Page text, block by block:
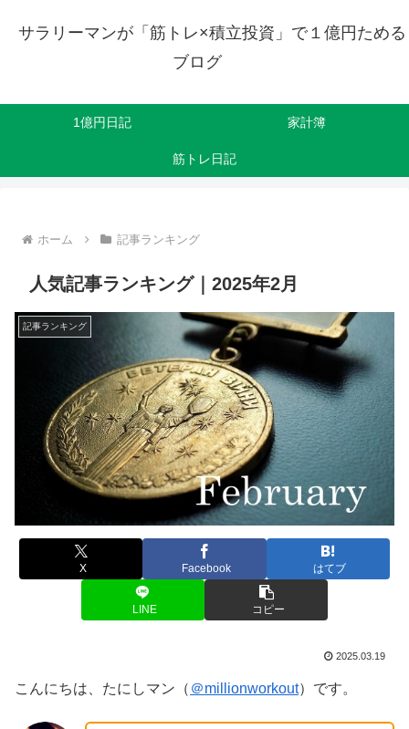
サラリーマンが「筋トレ×積立投資」で１億円ためる
ブログ
1億円日記 家計簿
筋トレ日記
ホーム 記事ランキング
人気記事ランキング｜2025年2月
記事ランキング
X Facebook はてブ
LINE コピー
2025.03.19
こんにちは、たにしマン（ ＠millionworkout）です。